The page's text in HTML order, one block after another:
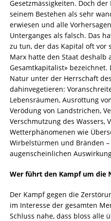
Gesetzmässigkeiten. Doch
seinem Bestehen als sehr
erwiesen und alle
Unterganges als falsch. Das
zu tun, der das Kapital oft vor
Marx hatte den Staat deshalb
Gesamtkapitalist»
Natur unter der Herrschaft
dahinvegetieren:
Lebensräumen, Ausrottung
Verödung von Landstrichen,
Verschmutzung des Wassers,
Wetterphänomenen wie
Wirbelstürmen und Bränden
augenscheinlichen
Wer führt den Kampf um die
Der Kampf gegen die
im Interesse der gesamten
Schluss nahe, dass bloss alle